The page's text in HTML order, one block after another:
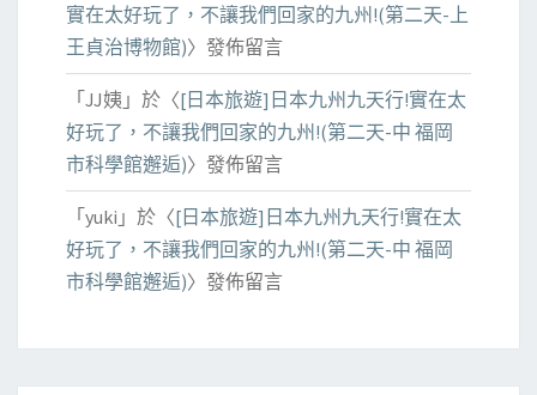
實在太好玩了，不讓我們回家的九州!(第二天-上
王貞治博物館)〉發佈留言
「JJ姨 」於〈[日本旅遊]日本九州九天行!實在太
好玩了，不讓我們回家的九州!(第二天-中 福岡
市科學館邂逅)〉發佈留言
「yuki 」於〈[日本旅遊]日本九州九天行!實在太
好玩了，不讓我們回家的九州!(第二天-中 福岡
市科學館邂逅)〉發佈留言